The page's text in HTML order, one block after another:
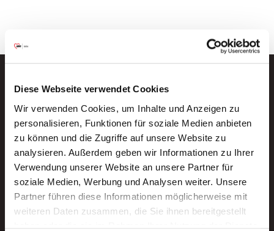
Diese Webseite verwendet Cookies
Wir verwenden Cookies, um Inhalte und Anzeigen zu
personalisieren, Funktionen für soziale Medien anbieten
zu können und die Zugriffe auf unsere Website zu
analysieren. Außerdem geben wir Informationen zu Ihrer
Verwendung unserer Website an unsere Partner für
soziale Medien, Werbung und Analysen weiter. Unsere
Partner führen diese Informationen möglicherweise mit
weiteren Daten zusammen, die Sie ihnen bereitgestellt
Neue Stellen per E-Mail.
Ein kostenloser Service von AWO
Jobs.
E-Mail-Adresse eintragen